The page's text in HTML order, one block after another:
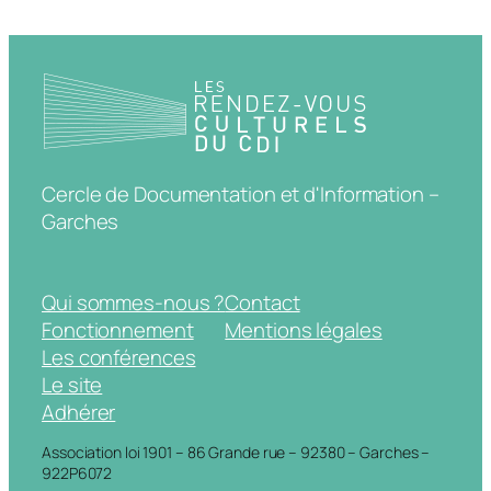
Cercle de Documentation et d'Information –
Garches
Qui sommes-nous ?
Fonctionnement
Les conférences
Le site
Adhérer
Contact
Mentions légales
Association loi 1901 – 86 Grande rue – 92380 – Garches –
922P6072